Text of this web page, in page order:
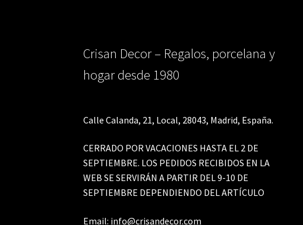
Crisan Decor – Regalos, porcelana y
hogar desde 1980
Calle Calanda, 21, Local, 28043, Madrid, España.
CERRADO POR VACACIONES HASTA EL 2 DE
SEPTIEMBRE. LOS PEDIDOS RECIBIDOS EN LA
WEB SE SERVIRÁN A PARTIR DEL 9-10 DE
SEPTIEMBRE DEPENDIENDO DEL ARTÍCULO
Email: info@crisandecor.com